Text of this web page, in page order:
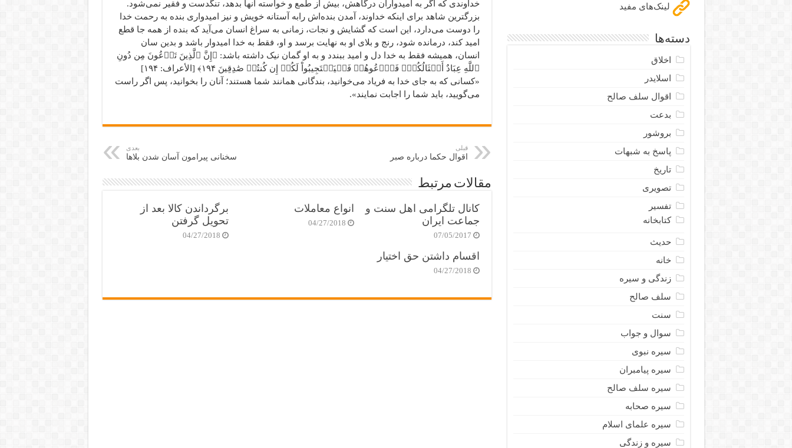
خداوندی که اگر به امیدواران درگاهش، بیش از طمع و خواسته آنها بدهد، تنگدست و فقیر نمی‌شود.
بزرگترین شاهد برای اینکه خداوند، آمدن بنده‌اش رابه آستانه خویش و نیز امیدواری بنده به رحمت خدا
را دوست می‌دارد، این است که گشایش و نجات، زمانی به سراغ انسان می‌آید که بنده از همه جا قطع
امید کند، درمانده شود، رنج و بلای او به نهایت برسد و او، فقط به خدا امیدوار باشد و بدین سان
انسان، همیشه فقط به خدا دل و امید ببندد و به او گمان نیک داشته باشد: ﴿إِنَّ ٱلَّذِینَ تَدۡعُونَ مِن دُونِ
ٱللَّهِ عِبَادٌ أَمۡثَالُکُمۡۖ فَٱدۡعُوهُمۡ فَلۡیَسۡتَجِیبُواْ لَکُمۡ إِن کُنتُمۡ صَٰدِقِینَ ١٩۴﴾ [الأعراف: ۱۹۴]
«کسانی که به جای خدا به فریاد می‌خوانید، بندگانی همانند شما هستند؛ آنان را بخوانید، پس اگر راست
می‌گویید، باید شما را اجابت نمایند».
قبلی
اقوال حکما درباره صبر
بعدی
سخنانی پیرامون آسان شدن بلاها
مقالات مرتبط
کانال تلگرامی اهل سنت و
جماعت ایران
07/05/2017
انواع معاملات
04/27/2018
برگرداندن کالا بعد از
تحویل گرفتن
04/27/2018
اقسام داشتن حق اختیار
04/27/2018
لینک‌های مفید
دسته‌ها
اخلاق
اسلایدر
اقوال سلف صالح
بدعت
بروشور
پاسخ به شبهات
تاریخ
تصویری
تفسیر
کتابخانه
حدیث
خانه
زندگی و سیره
سلف صالح
سنت
سوال و جواب
سیره نبوى
سیره پیامبران
سیره سلف صالح
سیره صحابه
سیره علمای اسلام
سیره و زندگی